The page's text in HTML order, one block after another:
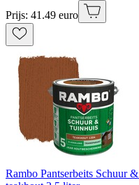
Prijs: 41.49 euro
Rambo Pantserbeits Schuur